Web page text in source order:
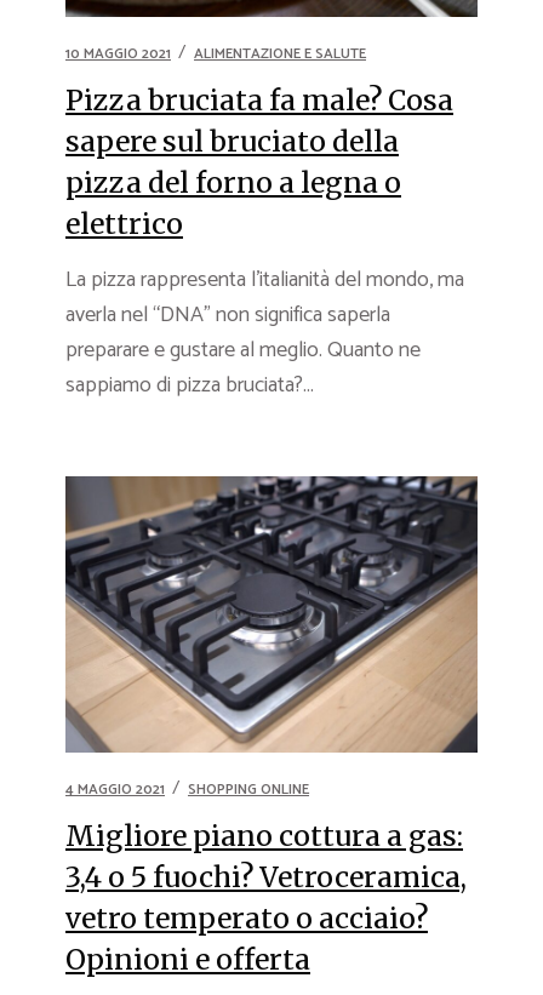
10 MAGGIO 2021 ALIMENTAZIONE E SALUTE
Pizza bruciata fa male? Cosa
sapere sul bruciato della
pizza del forno a legna o
elettrico
La pizza rappresenta l’italianità del mondo, ma
averla nel “DNA” non significa saperla
preparare e gustare al meglio. Quanto ne
sappiamo di pizza bruciata?...
4 MAGGIO 2021 SHOPPING ONLINE
Migliore piano cottura a gas:
3,4 o 5 fuochi? Vetroceramica,
vetro temperato o acciaio?
Opinioni e offerta